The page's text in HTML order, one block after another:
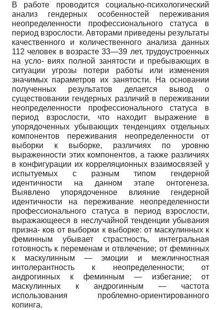
В работе проводится социально-психологический
анализ гендерных особенностей переживания
неопределенности профессионального статуса в
период взрослости. Авторами приведены результаты
качественного и количественного анализа данных
112 человек в возрасте 33—39 лет, трудоустроенных
на усло- виях полной занятости и пребывающих в
ситуации угрозы потери работы или изменения
значимых параметров их занятости. На основании
полученных результатов делается вывод о
существовании гендерных различий в переживании
неопределенности профессионального статуса в
период взрослости, что находит выражение в
упорядоченных убывающих тенденциях отдельных
компонентов переживания неопределенности от
выборки к выборке, различиях по уровню
выраженности этих компонентов, а также различиях
в конфигурации их корреляционных взаимосвязей у
испытуемых с разным типом гендерной
идентичности на данном этапе онтогенеза.
Выявлено упорядоченное влияние гендерной
идентичности на переживание неопределенности
профессионального статуса в период взрослости,
выражающееся в неслучайной тенденции убывания
призна- ков от выборки к выборке: от маскулинных к
феминным убывает страстность, интегральная
готовность к переменам и отвлечение; от феминных
к маскулинным — эмоции и межличностная
интолерантность к неопределенности; от
андрогинных к феминным — избегание; от
маскулинных к андрогинным — частота
использования проблемно-ориентированного
копинга.